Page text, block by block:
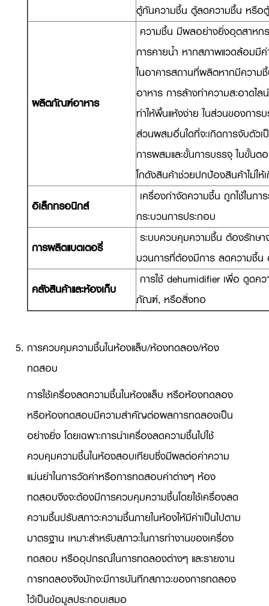
ตู้กันความชื้น ตู้ลดความชื้น หรือ
ผลิตภัณฑ์อาหาร
ความชื้น มีผลอย่างยิ่งอุตสาหก
การคายน้ำ หากสภาพแวดล้อมมีค่
ในอาคารสถานที่ผลิตหากมีความชื้
อาหาร การล้างทำความสะอาดไ
ทำให้พื้นแห้งง่าย ในส่วนของกา
ส่วนผสมอื่นใดที่จะเกิดการจับตัว
การผสมและขั้นการบรรจุ ในขั้น
โกดังสินค้าช่วยปกป้องสินค้าไม่ใ
อิเล็กทรอนิกส์
เครื่องกำจัดความชื้น ถูกใช้ในก
กระบวนการประกอบ
การผลิตแบตเตอรี่
ระบบควบคุมความชื้น ต้องรักษา
บวนการที่ต้องมีการ ลดความชื้น
คลังสินค้าและห้องเก็บ
การใช้ dehumidifier เพื่อ ดูดค
ภัณฑ์, หรือสิ่งทอ
การควบคุมความชื้นในห้องแล็บ/ห้องทดลอง/ห้อง
ทดสอบ
การใช้เครื่องลดความชื้นในห้องแล็บ หรือห้องทดลอง
หรือห้องทดสอบมีความสำคัญต่อผลการทดลองเป็น
อย่างยิ่ง โดยเฉพาะการนำเครื่องลดความชื้นไปใช้
ควบคุมความชื้นในห้องสอบเทียบซึ่งมีผลต่อค่าความ
แม่นยำในการวัดค่าหรือการทดสอบค่าต่างๆ ห้อง
ทดสอบจึงจะต้องมีการควบคุมความชื้นโดยใช้เครื่องลด
ความชื้นปรับสภาวะความชื้นภายในห้องให้มีค่าเป็นไปตาม
มาตรฐาน เหมาะสำหรับสภาวะในการทำงานของเครื่อง
ทดสอบ หรืออุปกรณ์ในการทดลองต่างๆ และรายงาน
การทดลองจึงมักจะมีการบันทึกสภาวะของการทดลอง
ไว้เป็นข้อมูลประกอบเสมอ